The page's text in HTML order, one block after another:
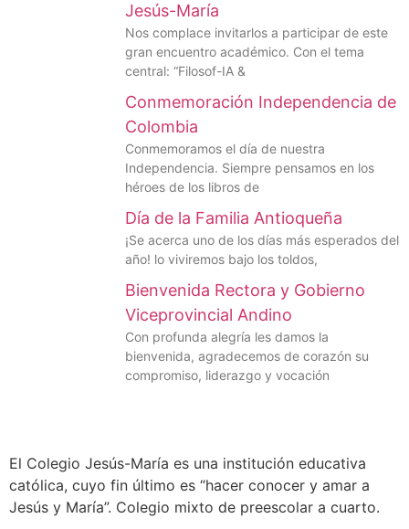
Jesús-María
Nos complace invitarlos a participar de este
gran encuentro académico. Con el tema
central: “Filosof-IA &
Conmemoración Independencia de
Colombia
Conmemoramos el día de nuestra
Independencia. Siempre pensamos en los
héroes de los libros de
Día de la Familia Antioqueña
¡Se acerca uno de los días más esperados del
año! lo viviremos bajo los toldos,
Bienvenida Rectora y Gobierno
Viceprovincial Andino
Con profunda alegría les damos la
bienvenida, agradecemos de corazón su
compromiso, liderazgo y vocación
El Colegio Jesús-María es una institución educativa
católica, cuyo fin último es “hacer conocer y amar a
Jesús y María”. Colegio mixto de preescolar a cuarto.